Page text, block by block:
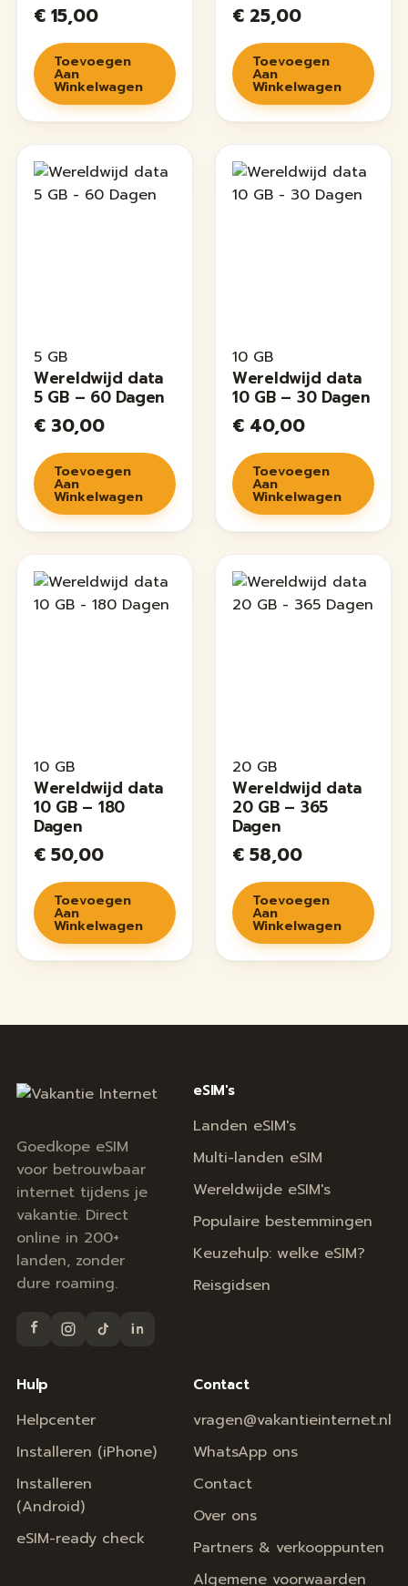
€ 15,00
Toevoegen
Aan
Winkelwagen
€ 25,00
Toevoegen
Aan
Winkelwagen
5 GB
Wereldwijd data
5 GB – 60 Dagen
€ 30,00
Toevoegen
Aan
Winkelwagen
10 GB
Wereldwijd data
10 GB – 30 Dagen
€ 40,00
Toevoegen
Aan
Winkelwagen
10 GB
Wereldwijd data
10 GB – 180
Dagen
€ 50,00
Toevoegen
Aan
Winkelwagen
20 GB
Wereldwijd data
20 GB – 365
Dagen
€ 58,00
Toevoegen
Aan
Winkelwagen
Goedkope eSIM
voor betrouwbaar
internet tijdens je
vakantie. Direct
online in 200+
landen, zonder
dure roaming.
eSIM's
Landen eSIM's
Multi-landen eSIM
Wereldwijde eSIM's
Populaire bestemmingen
Keuzehulp: welke eSIM?
Reisgidsen
Hulp
Helpcenter
Installeren (iPhone)
Installeren
(Android)
eSIM-ready check
Contact
vragen@vakantieinternet.nl
WhatsApp ons
Contact
Over ons
Partners & verkooppunten
Algemene voorwaarden